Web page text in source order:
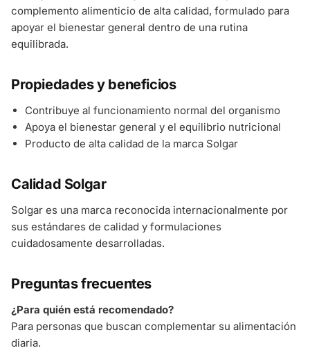
complemento alimenticio de alta calidad, formulado para
apoyar el bienestar general dentro de una rutina
equilibrada.
Propiedades y beneficios
Contribuye al funcionamiento normal del organismo
Apoya el bienestar general y el equilibrio nutricional
Producto de alta calidad de la marca Solgar
Calidad Solgar
Solgar es una marca reconocida internacionalmente por
sus estándares de calidad y formulaciones
cuidadosamente desarrolladas.
Preguntas frecuentes
¿Para quién está recomendado?
Para personas que buscan complementar su alimentación
diaria.